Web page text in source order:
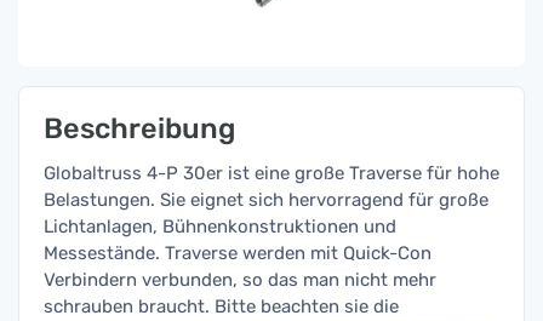
Beschreibung
Globaltruss 4-P 30er ist eine große Traverse für hohe
Belastungen. Sie eignet sich hervorragend für große
Lichtanlagen, Bühnenkonstruktionen und
Messestände. Traverse werden mit Quick-Con
Verbindern verbunden, so das man nicht mehr
schrauben braucht. Bitte beachten sie die